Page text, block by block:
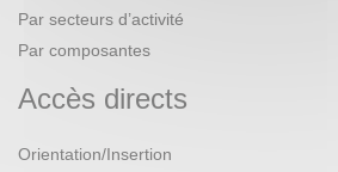
Par secteurs d’activité
Par composantes
Accès directs
Orientation/Insertion